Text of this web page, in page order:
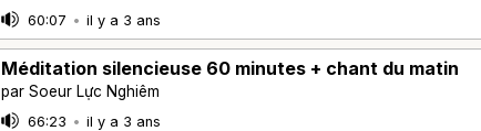
60:07 • il y a 3 ans
Méditation silencieuse 60 minutes + chant du matin
par Soeur Lực Nghiêm
66:23 • il y a 3 ans